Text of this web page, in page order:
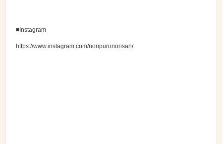
■Instagram
https://www.instagram.com/noripuronorisan/